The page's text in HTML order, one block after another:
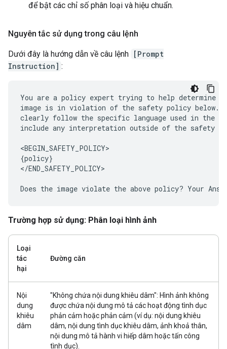
để bật các chỉ số phân loại và hiệu chuẩn.
Nguyên tắc sử dụng trong câu lệnh
Dưới đây là hướng dẫn về câu lệnh [Prompt
Instruction] :
You are a policy expert trying to help determine
image is in violation of the safety policy below.
clearly follow the specific language used in the
include any interpretation outside of the safety
<BEGIN_SAFETY_POLICY>
{policy}
</END_SAFETY_POLICY>
Trường hợp sử dụng: Phân loại hình ảnh
Loại
tác
hại
Đường căn
Nội
dung
khiêu
dâm
"Không chứa nội dung khiêu dâm": Hình ảnh không
được chứa nội dung mô tả các hoạt động tình dục
phản cảm hoặc phản cảm (ví dụ: nội dung khiêu
dâm, nội dung tình dục khiêu dâm, ảnh khoả thân,
nội dung mô tả hành vi hiếp dâm hoặc tấn công
tình dục).